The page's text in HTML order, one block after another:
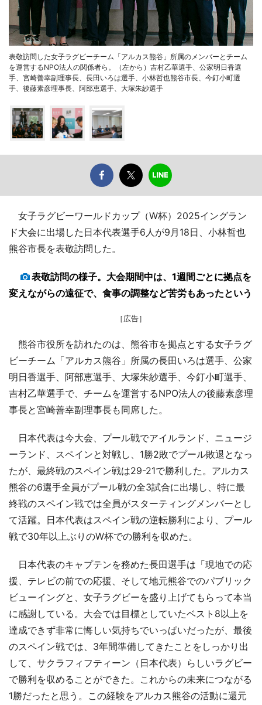
表敬訪問した女子ラグビーチーム「アルカス熊谷」所属のメンバーとチーム
を運営するNPO法人の関係者ら。（左から）吉村乙華選手、公家明日香選
手、宮崎善幸副理事長、長田いろは選手、小林哲也熊谷市長、今釘小町選
手、後藤素彦理事長、阿部恵選手、大塚朱紗選手
女子ラグビーワールドカップ（W杯）2025イングラン
ド大会に出場した日本代表選手6人が9月18日、小林哲也
熊谷市長を表敬訪問した。
表敬訪問の様子。大会期間中は、1週間ごとに拠点を
変えながらの遠征で、食事の調整など苦労もあったという
［広告］
熊谷市役所を訪れたのは、熊谷市を拠点とする女子ラグ
ビーチーム「アルカス熊谷」所属の長田いろは選手、公家
明日香選手、阿部恵選手、大塚朱紗選手、今釘小町選手、
吉村乙華選手で、チームを運営するNPO法人の後藤素彦理
事長と宮崎善幸副理事長も同席した。
日本代表は今大会、プール戦でアイルランド、ニュージ
ーランド、スペインと対戦し、1勝2敗でプール敗退となっ
たが、最終戦のスペイン戦は29-21で勝利した。アルカス
熊谷の6選手全員がプール戦の全3試合に出場し、特に最
終戦のスペイン戦では全員がスターティングメンバーとし
て活躍。日本代表はスペイン戦の逆転勝利により、プール
戦で30年以上ぶりのW杯での勝利を収めた。
日本代表のキャプテンを務めた長田選手は「現地での応
援、テレビの前での応援、そして地元熊谷でのパブリック
ビューイングと、女子ラグビーを盛り上げてもらって本当
に感謝している。大会では目標としていたベスト8以上を
達成できず非常に悔しい気持ちでいっぱいだったが、最後
のスペイン戦では、3年間準備してきたことをしっかり出
して、サクラフィフティーン（日本代表）らしいラグビー
で勝利を収めることができた。これからの未来につながる
1勝だったと思う。この経験をアルカス熊谷の活動に還元